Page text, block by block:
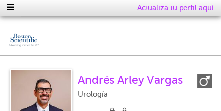
Actualiza tu perfil aquí
Andrés Arley Vargas
Urología